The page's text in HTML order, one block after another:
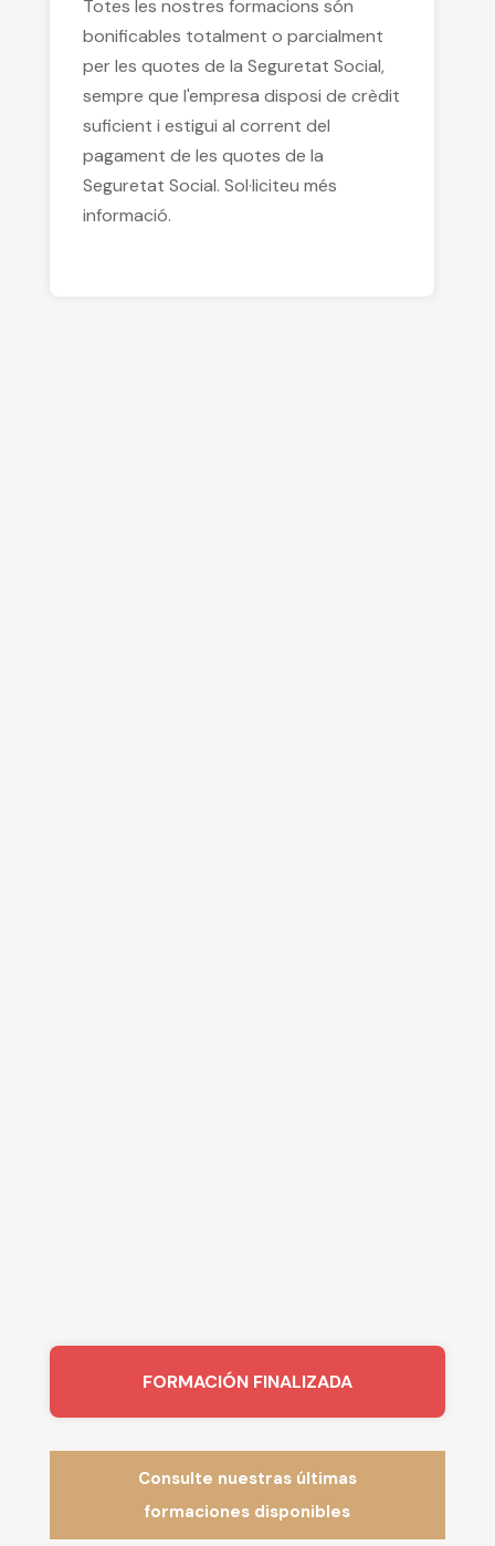
Totes les nostres formacions són
bonificables totalment o parcialment
per les quotes de la Seguretat Social,
sempre que l'empresa disposi de crèdit
suficient i estigui al corrent del
pagament de les quotes de la
Seguretat Social. Sol·liciteu més
informació.
FORMACIÓN FINALIZADA
Consulte nuestras últimas
formaciones disponibles